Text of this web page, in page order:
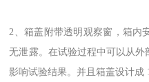
2、箱盖附带透明观察窗，箱内
无泄露。在试验过程中可以从
影响试验结果。并且箱盖设计成